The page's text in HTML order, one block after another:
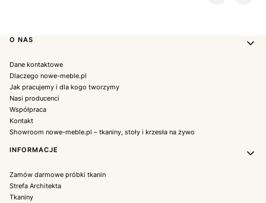
Linki w stopce
O NAS
Dane kontaktowe
Dlaczego nowe-meble.pl
Jak pracujemy i dla kogo tworzymy
Nasi producenci
Współpraca
Kontakt
Showroom nowe-meble.pl – tkaniny, stoły i krzesła na żywo
INFORMACJE
Zamów darmowe próbki tkanin
Strefa Architekta
Tkaniny